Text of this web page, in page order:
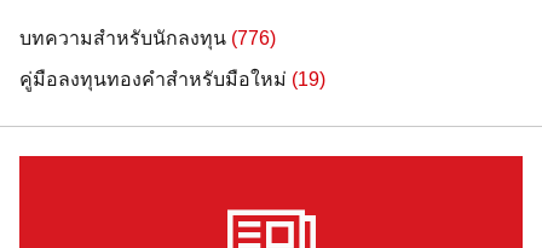
บทความสำหรับนักลงทุน (776)
คู่มือลงทุนทองคำสำหรับมือใหม่ (19)